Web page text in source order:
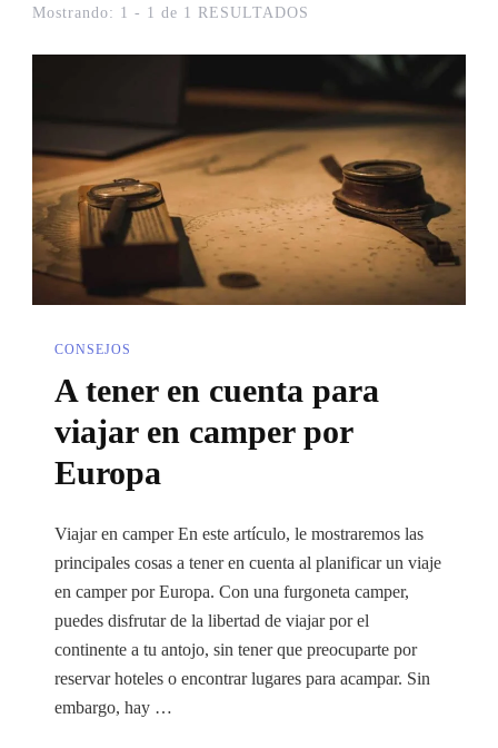
Mostrando: 1 - 1 de 1 RESULTADOS
CONSEJOS
A tener en cuenta para
viajar en camper por
Europa
Viajar en camper En este artículo, le mostraremos las
principales cosas a tener en cuenta al planificar un viaje
en camper por Europa. Con una furgoneta camper,
puedes disfrutar de la libertad de viajar por el
continente a tu antojo, sin tener que preocuparte por
reservar hoteles o encontrar lugares para acampar. Sin
embargo, hay …